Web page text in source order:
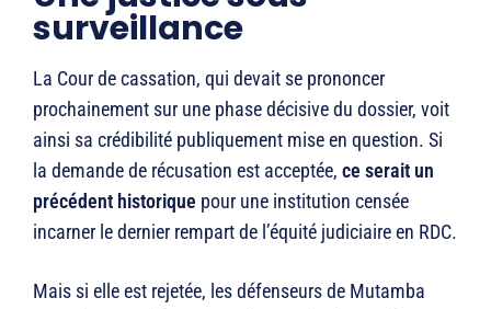
surveillance
La Cour de cassation, qui devait se prononcer
prochainement sur une phase décisive du dossier, voit
ainsi sa crédibilité publiquement mise en question. Si
la demande de récusation est acceptée, ce serait un
précédent historique pour une institution censée
incarner le dernier rempart de l’équité judiciaire en RDC.
Mais si elle est rejetée, les défenseurs de Mutamba